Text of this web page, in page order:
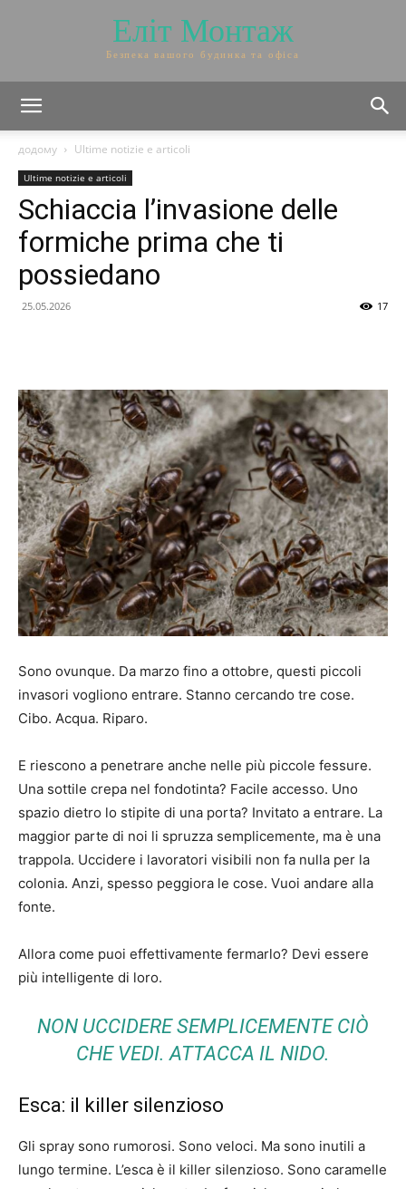
Еліт Монтаж
Безпека вашого будинка та офіса
додому Ultime notizie e articoli
Ultime notizie e articoli
Schiaccia l’invasione delle
formiche prima che ti
possiedano
25.05.2026 17
Sono ovunque. Da marzo fino a ottobre, questi piccoli
invasori vogliono entrare. Stanno cercando tre cose.
Cibo. Acqua. Riparo.
E riescono a penetrare anche nelle più piccole fessure.
Una sottile crepa nel fondotinta? Facile accesso. Uno
spazio dietro lo stipite di una porta? Invitato a entrare. La
maggior parte di noi li spruzza semplicemente, ma è una
trappola. Uccidere i lavoratori visibili non fa nulla per la
colonia. Anzi, spesso peggiora le cose. Vuoi andare alla
fonte.
Allora come puoi effettivamente fermarlo? Devi essere
più intelligente di loro.
NON UCCIDERE SEMPLICEMENTE CIÒ
CHE VEDI. ATTACCA IL NIDO.
Esca: il killer silenzioso
Gli spray sono rumorosi. Sono veloci. Ma sono inutili a
lungo termine. L’esca è il killer silenzioso. Sono caramelle